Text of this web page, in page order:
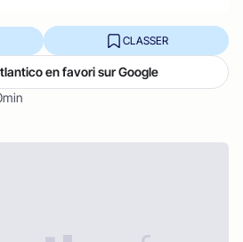
CLASSER
en favori sur Google